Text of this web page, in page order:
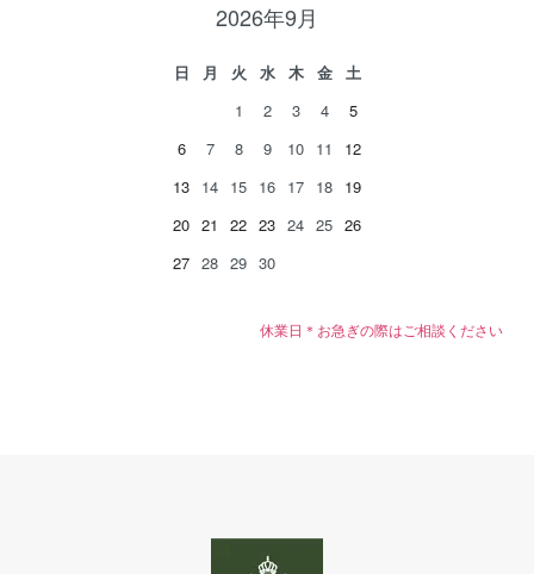
2026年9月
日 月 火 水 木 金
土
1
2 3 4
5
6
7 8 9 10 11
12
13 14 15 16 17 18 19
20 21 22 23 24 25 26
27 28 29 30
休業日＊お急ぎの際はご相談ください